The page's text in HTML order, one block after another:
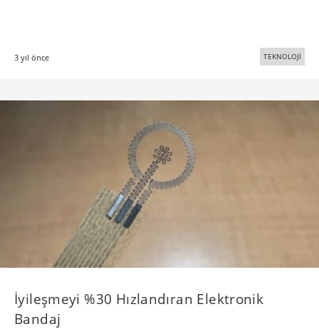
3 yıl önce TEKNOLOJİ
İyileşmeyi %30 Hızlandıran Elektronik
Bandaj